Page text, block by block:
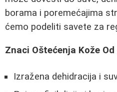
borama i poremećajima
ćemo podeliti savete za
Znaci Oštećenja Kože
Izražena dehidracija i